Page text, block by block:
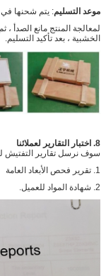
موعد التسليم: يتم شحنها في غضون 30 يومًا بعد الدفع
لمعالجة المنتج مانع الصدأ ،
الخشبية ، بعد تأكيد التسليم.
8. اختبار التقارير لعملائنا
سوف نرسل تقارير التفتيش
1. تقرير فحص الأبعاد العامة
2. شهادة المواد للعميل.